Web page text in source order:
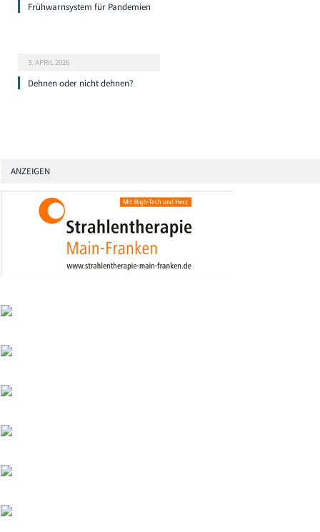
Frühwarnsystem für Pandemien
3. APRIL 2026
Dehnen oder nicht dehnen?
ANZEIGEN